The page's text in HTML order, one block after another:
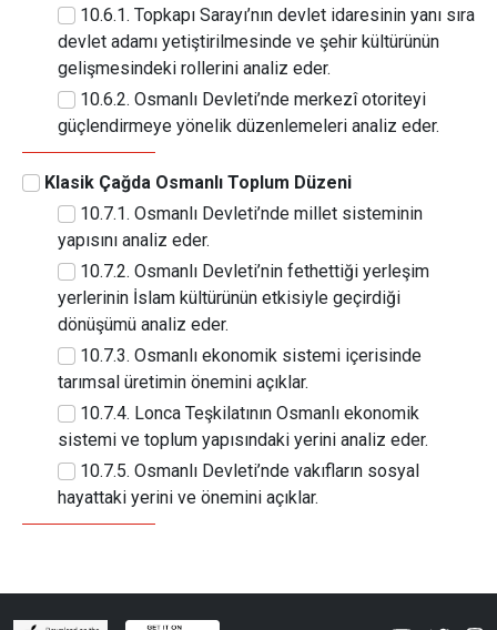
10.6.1. Topkapı Sarayı’nın devlet idaresinin yanı sıra
devlet adamı yetiştirilmesinde ve şehir kültürünün
gelişmesindeki rollerini analiz eder.
10.6.2. Osmanlı Devleti’nde merkezî otoriteyi
güçlendirmeye yönelik düzenlemeleri analiz eder.
Klasik Çağda Osmanlı Toplum Düzeni
10.7.1. Osmanlı Devleti’nde millet sisteminin
yapısını analiz eder.
10.7.2. Osmanlı Devleti’nin fethettiği yerleşim
yerlerinin İslam kültürünün etkisiyle geçirdiği
dönüşümü analiz eder.
10.7.3. Osmanlı ekonomik sistemi içerisinde
tarımsal üretimin önemini açıklar.
10.7.4. Lonca Teşkilatının Osmanlı ekonomik
sistemi ve toplum yapısındaki yerini analiz eder.
10.7.5. Osmanlı Devleti’nde vakıfların sosyal
hayattaki yerini ve önemini açıklar.